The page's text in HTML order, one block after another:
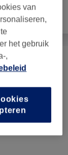
Ontharen
vanaf €15
vanaf €50
van
het gebruik
,